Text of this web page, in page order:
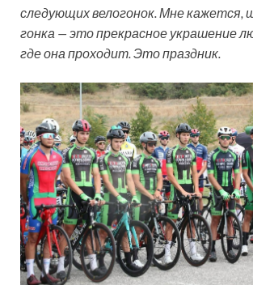
следующих велогонок. Мне кажется,
гонка — это прекрасное украшение
где она проходит. Это праздник.